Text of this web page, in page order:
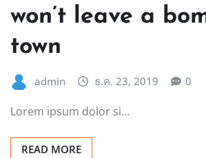
won’t leave a
town
admin ธ.ค. 23, 2019 0
Lorem ipsum dolor si…
READ MORE